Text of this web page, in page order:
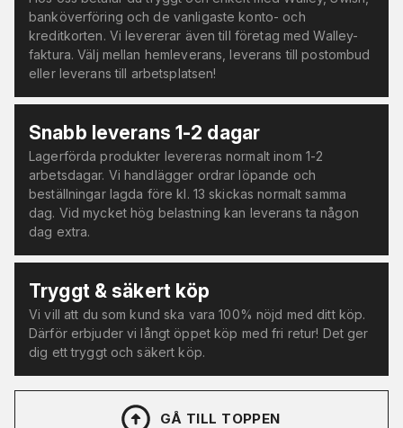
banköverföring och de vanligaste konto- och
kreditkorten. Vi levererar även till företag med Walley-
faktura. Välj mellan hemleverans, leverans till postombud
eller leverans till arbetsplatsen!
Snabb leverans 1-2 dagar
Lagerförda produkter levereras normalt inom 1-2
arbetsdagar. Vi handlägger ordrar löpande och
beställningar lagda före kl. 13 skickas normalt samma
dag. Vid mycket hög belastning kan leverans ta någon
dag extra.
Tryggt & säkert köp
Vi vill att du som kund ska vara 100% nöjd med ditt köp.
Därför erbjuder vi långt öppet köp med fri retur! Det ger
dig ett tryggt och säkert köp.
GÅ TILL TOPPEN